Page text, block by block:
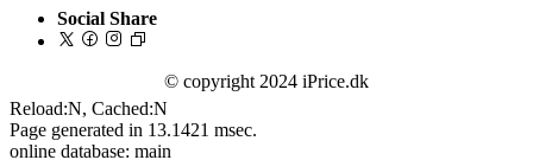
Social Share
© copyright 2024 iPrice.dk
Reload:N, Cached:N
Page generated in 13.1421 msec.
online database: main